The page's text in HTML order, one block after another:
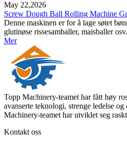
May 22,2026
Screw Dough Ball Rolling Machine
Denne maskinen er for å lage søtet
glutinøse rissesamballer, maisballer
Mer
Topp Machinery-teamet har fått høy
avanserte teknologi, strenge ledelse
Machinery-teamet har utviklet seg
Kontakt oss